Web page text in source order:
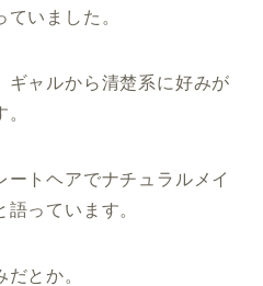
いました。
ギャルから清楚系に好みが
トヘアでナチュラルメイ
っています。
とか。